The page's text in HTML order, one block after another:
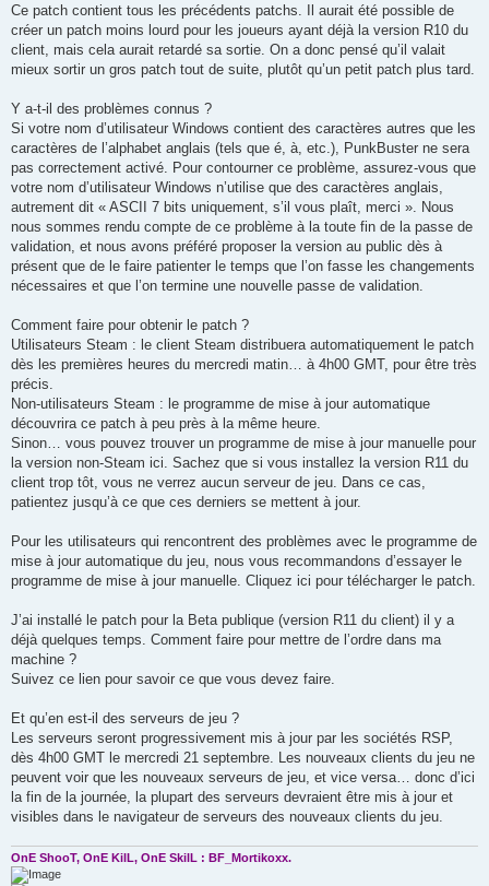
Ce patch contient tous les précédents patchs. Il aurait été possible de
créer un patch moins lourd pour les joueurs ayant déjà la version R10 du
client, mais cela aurait retardé sa sortie. On a donc pensé qu’il valait
mieux sortir un gros patch tout de suite, plutôt qu’un petit patch plus tard.
Y a-t-il des problèmes connus ?
Si votre nom d’utilisateur Windows contient des caractères autres que les
caractères de l’alphabet anglais (tels que é, à, etc.), PunkBuster ne sera
pas correctement activé. Pour contourner ce problème, assurez-vous que
votre nom d’utilisateur Windows n’utilise que des caractères anglais,
autrement dit « ASCII 7 bits uniquement, s’il vous plaît, merci ». Nous
nous sommes rendu compte de ce problème à la toute fin de la passe de
validation, et nous avons préféré proposer la version au public dès à
présent que de le faire patienter le temps que l’on fasse les changements
nécessaires et que l’on termine une nouvelle passe de validation.
Comment faire pour obtenir le patch ?
Utilisateurs Steam : le client Steam distribuera automatiquement le patch
dès les premières heures du mercredi matin… à 4h00 GMT, pour être très
précis.
Non-utilisateurs Steam : le programme de mise à jour automatique
découvrira ce patch à peu près à la même heure.
Sinon… vous pouvez trouver un programme de mise à jour manuelle pour
la version non-Steam ici. Sachez que si vous installez la version R11 du
client trop tôt, vous ne verrez aucun serveur de jeu. Dans ce cas,
patientez jusqu’à ce que ces derniers se mettent à jour.
Pour les utilisateurs qui rencontrent des problèmes avec le programme de
mise à jour automatique du jeu, nous vous recommandons d’essayer le
programme de mise à jour manuelle. Cliquez ici pour télécharger le patch.
J’ai installé le patch pour la Beta publique (version R11 du client) il y a
déjà quelques temps. Comment faire pour mettre de l’ordre dans ma
machine ?
Suivez ce lien pour savoir ce que vous devez faire.
Et qu’en est-il des serveurs de jeu ?
Les serveurs seront progressivement mis à jour par les sociétés RSP,
dès 4h00 GMT le mercredi 21 septembre. Les nouveaux clients du jeu ne
peuvent voir que les nouveaux serveurs de jeu, et vice versa… donc d’ici
la fin de la journée, la plupart des serveurs devraient être mis à jour et
visibles dans le navigateur de serveurs des nouveaux clients du jeu.
OnE ShooT, OnE KilL, OnE SkilL : BF_Mortikoxx.